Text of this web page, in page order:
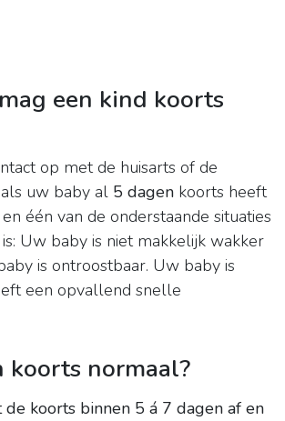
een kind koorts
op met de huisarts of de
uw baby al 5 dagen koorts heeft
één van de onderstaande situaties
Uw baby is niet makkelijk wakker
is ontroostbaar. Uw baby is
een opvallend snelle
koorts normaal?
koorts binnen 5 á 7 dagen af en